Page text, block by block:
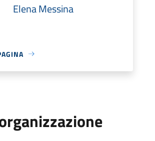
Elena Messina